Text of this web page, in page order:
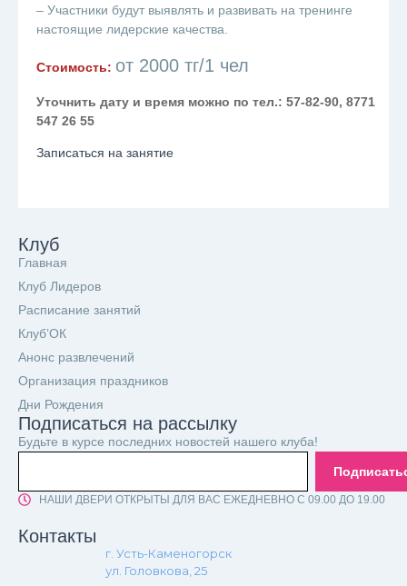
– Участники будут выявлять и развивать на тренинге
настоящие лидерские качества.
Стоимость: от 2000 тг/1 чел
Уточнить дату и время можно по тел.: 57-82-90, 8771
547 26 55
Записаться на занятие
Клуб
Главная
Клуб Лидеров
Расписание занятий
Клуб’ОК
Анонс развлечений
Организация праздников
Дни Рождения
Подписаться на рассылку
Будьте в курсе последних новостей нашего клуба!
НАШИ ДВЕРИ ОТКРЫТЫ ДЛЯ ВАС ЕЖЕДНЕВНО С 09.00 ДО 19.00
Контакты
г. Усть-Каменогорск
ул. Головкова, 25